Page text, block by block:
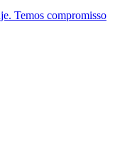
Temos compromisso